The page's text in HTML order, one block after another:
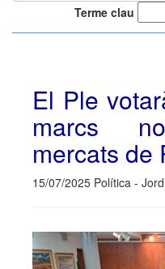
Terme clau
El Ple
marcs
mercats de
15/07/2025 Política -